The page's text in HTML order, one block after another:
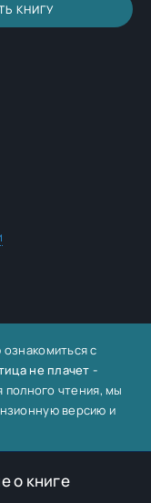
КНИГУ
с
не плачет -
полного чтения, мы
версию и
о книге